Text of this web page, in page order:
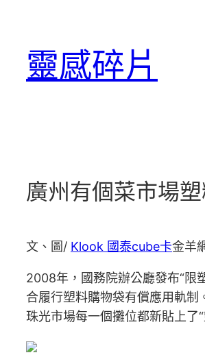
靈感碎片
廣州有個菜市場
文、圖/ Klook 國泰cube卡金羊
2008年，國務院辦公廳發布“限
合履行塑料購物袋有償應用軌制
珠光市場每一個攤位都新貼上了